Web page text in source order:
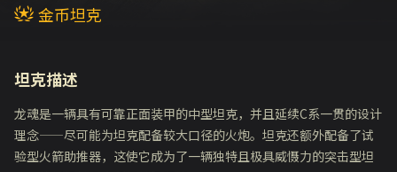
金币坦克
坦克描述
龙魂是一辆具有可靠正面装甲的中型坦克，并且延续C系一贯的设计
理念——尽可能为坦克配备较大口径的火炮。坦克还额外配备了试
验型火箭助推器，这使它成为了一辆独特且极具威慑力的突击型坦